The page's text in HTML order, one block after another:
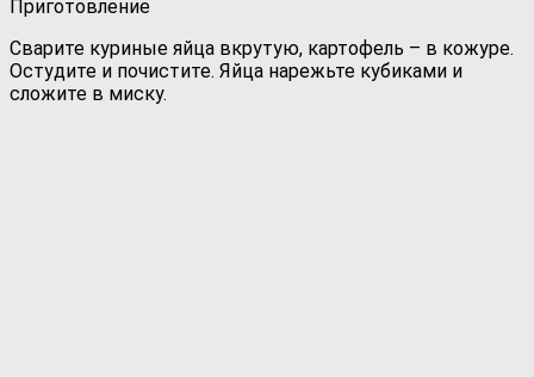
Приготовление
Сварите куриные яйца вкрутую, картофель – в кожуре.
Остудите и почистите. Яйца нарежьте кубиками и
сложите в миску.